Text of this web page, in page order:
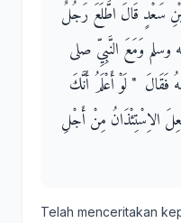
سَعْدٍ قَالَ اطَّلَعَ رَجُلٌ
وسلم وَمَعَ النَّبِيِّ صلى
فَقَالَ ‏ "‏ لَوْ أَعْلَمُ أَنَّكَ
الاِسْتِئْذَانُ مِنْ أَجْلِ
Telah menceritakan